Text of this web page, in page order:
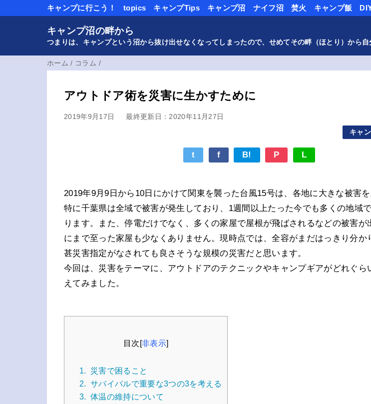
キャンプに行こう！ topics キャンプTips キャンプ沼 ナイフ沼 焚火 キャンプ飯
キャンプ沼の畔から
つまりは、キャンプという沼から抜け出せなくなってしまったので、せめてその畔（ほとり）から
ホーム / コラム /
アウトドア術を災害に生かすために
2019年9月17日 最終更新日：2020年11月27日
キャ
t f B! P L
2019年9月9日から10日にかけて関東を襲った台風15号は、各地に大きな被害を
特に千葉県は全域で被害が発生しており、1週間以上たった今でも多くの地域
ります。また、停電だけでなく、多くの家屋で屋根が飛ばされるなどの被害が
にまで至った家屋も少なくありません。現時点では、全容がまだはっきり分か
甚災害指定がなされても良さそうな規模の災害だと思います。
今回は、災害をテーマに、アウトドアのテクニックやキャンプギアがどれぐら
えてみました。
目次[非表示]
1.
災害で困ること
2. サバイバルで重要な3つの3を考える
3. 体温の維持について